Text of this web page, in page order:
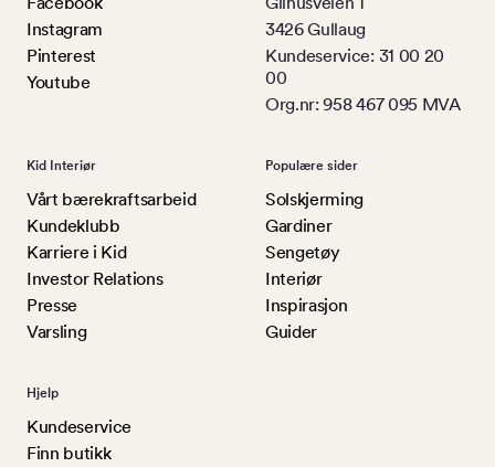
Instagram
Pinterest
Youtube
3426 Gullaug
Kundeservice: 31 00 20
00
Org.nr: 958 467 095 MVA
Kid Interiør
Vårt bærekraftsarbeid
Kundeklubb
Karriere i Kid
Investor Relations
Presse
Varsling
Populære sider
Solskjerming
Gardiner
Sengetøy
Interiør
Inspirasjon
Guider
Hjelp
Kundeservice
Finn butikk